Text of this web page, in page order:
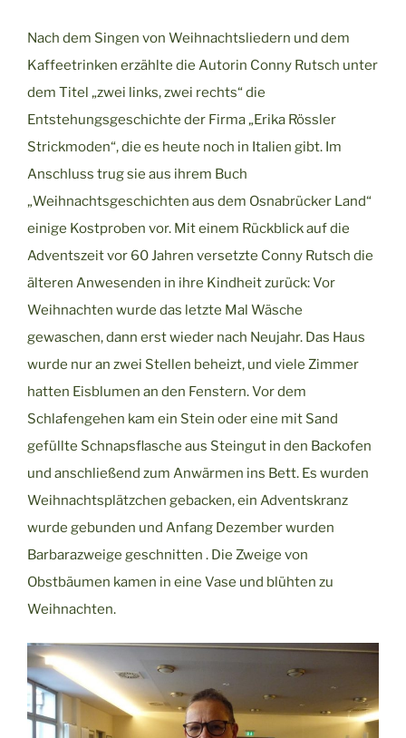
Nach dem Singen von Weihnachtsliedern und dem
Kaffeetrinken erzählte die Autorin Conny Rutsch unter
dem Titel „zwei links, zwei rechts“ die
Entstehungsgeschichte der Firma „Erika Rössler
Strickmoden“, die es heute noch in Italien gibt. Im
Anschluss trug sie aus ihrem Buch
„Weihnachtsgeschichten aus dem Osnabrücker Land“
einige Kostproben vor. Mit einem Rückblick auf die
Adventszeit vor 60 Jahren versetzte Conny Rutsch die
älteren Anwesenden in ihre Kindheit zurück: Vor
Weihnachten wurde das letzte Mal Wäsche
gewaschen, dann erst wieder nach Neujahr. Das Haus
wurde nur an zwei Stellen beheizt, und viele Zimmer
hatten Eisblumen an den Fenstern. Vor dem
Schlafengehen kam ein Stein oder eine mit Sand
gefüllte Schnapsflasche aus Steingut in den Backofen
und anschließend zum Anwärmen ins Bett. Es wurden
Weihnachtsplätzchen gebacken, ein Adventskranz
wurde gebunden und Anfang Dezember wurden
Barbarazweige geschnitten . Die Zweige von
Obstbäumen kamen in eine Vase und blühten zu
Weihnachten.